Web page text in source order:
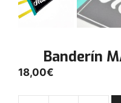
Banderín
18,00€